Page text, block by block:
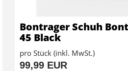
Bontrager Schuh
45 Black
pro Stück (inkl. MwSt.)
99,99 EUR